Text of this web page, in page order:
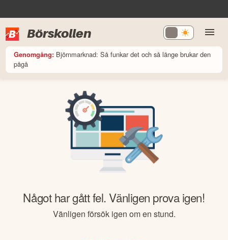
Börskollen
Genomgång: Björnmarknad: Så funkar det och så länge brukar den
pågå
Något har gått fel. Vänligen prova igen!
Vänligen försök igen om en stund.